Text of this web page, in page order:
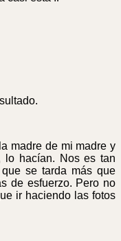
madre de mi madre y
lo hacían. Nos es tan
se tarda más que
de esfuerzo. Pero no
ir haciendo las fotos